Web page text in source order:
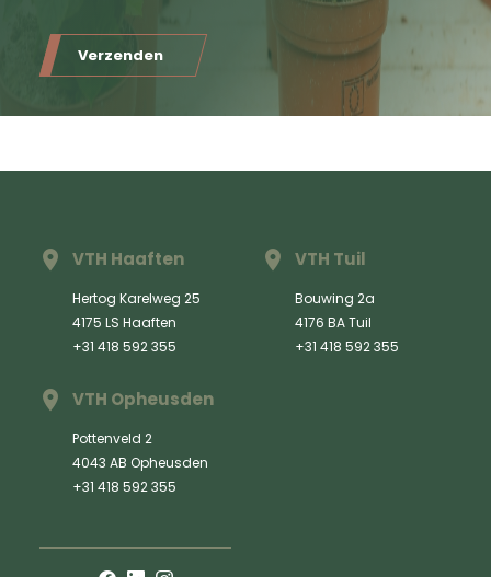
Verzenden
VTH Haaften
Hertog Karelweg 25
4175 LS Haaften
+31 418 592 355
VTH Tuil
Bouwing 2a
4176 BA Tuil
+31 418 592 355
VTH Opheusden
Pottenveld 2
4043 AB Opheusden
+31 418 592 355